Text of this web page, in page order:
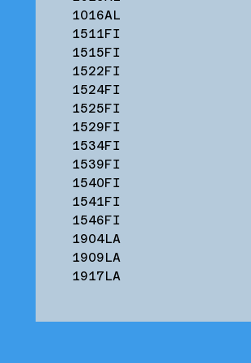
1016AL
1511FI
1515FI
1522FI
1524FI
1525FI
1529FI
1534FI
1539FI
1540FI
1541FI
1546FI
1904LA
1909LA
1917LA